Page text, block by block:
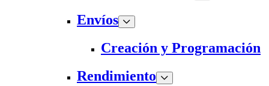
Envíos
Creación y Programación
Rendimiento